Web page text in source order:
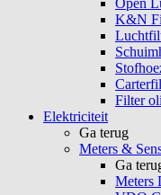
Open
K&N
Filter
Elektriciteit
Ga terug
Meters &
Ga
Meters